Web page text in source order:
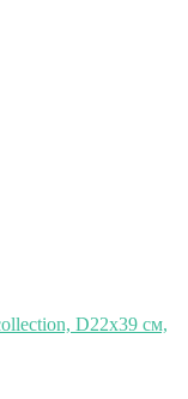
D22х39 см,